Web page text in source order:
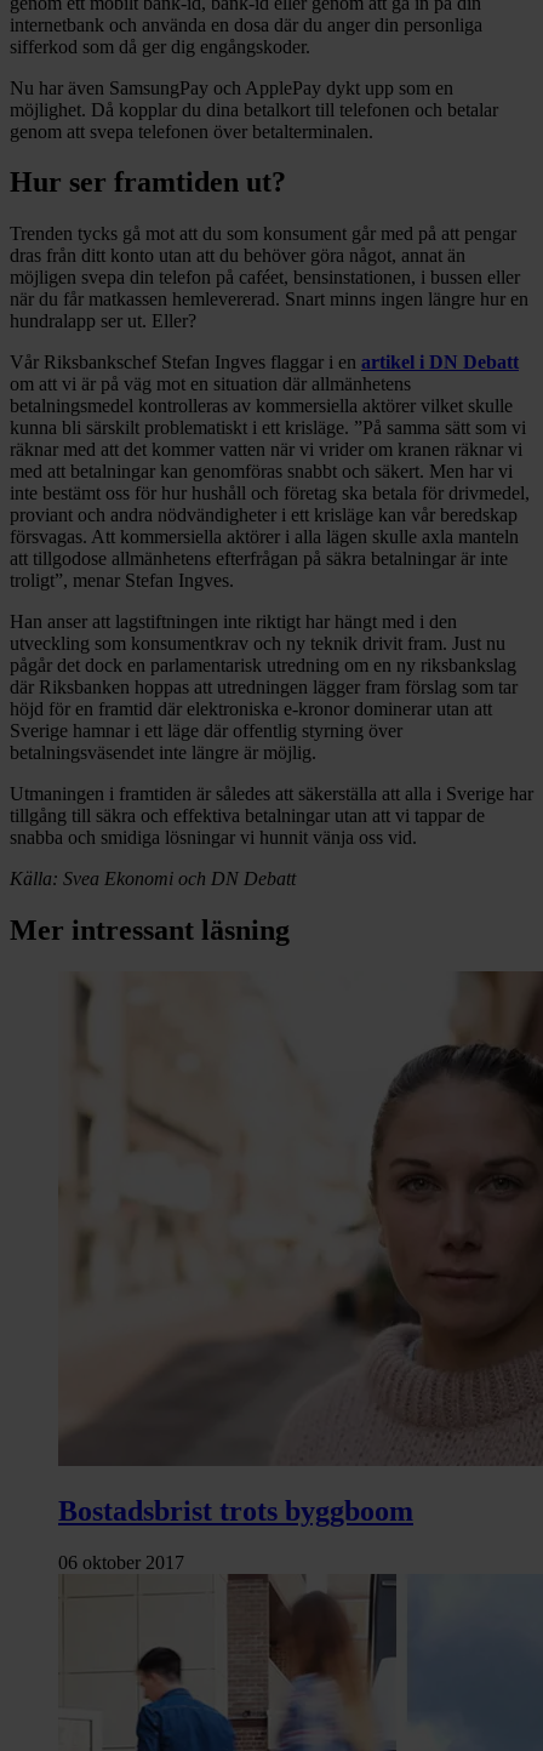
internetbank och använda en dosa där du anger din personliga
sifferkod som då ger dig engångskoder.
Nu har även SamsungPay och ApplePay dykt upp som en
möjlighet. Då kopplar du dina betalkort till telefonen och betalar
genom att svepa telefonen över betalterminalen.
Hur ser framtiden ut?
Trenden tycks gå mot att du som konsument går med på att pengar
dras från ditt konto utan att du behöver göra något, annat än
möjligen svepa din telefon på caféet, bensinstationen, i bussen eller
när du får matkassen hemlevererad. Snart minns ingen längre hur en
hundralapp ser ut. Eller?
Vår Riksbankschef Stefan Ingves flaggar i en artikel i DN Debatt
om att vi är på väg mot en situation där allmänhetens
betalningsmedel kontrolleras av kommersiella aktörer vilket skulle
kunna bli särskilt problematiskt i ett krisläge. ”På samma sätt som vi
räknar med att det kommer vatten när vi vrider om kranen räknar vi
med att betalningar kan genomföras snabbt och säkert. Men har vi
inte bestämt oss för hur hushåll och företag ska betala för drivmedel,
proviant och andra nödvändigheter i ett krisläge kan vår beredskap
försvagas. Att kommersiella aktörer i alla lägen skulle axla manteln
att tillgodose allmänhetens efterfrågan på säkra betalningar är inte
troligt”, menar Stefan Ingves.
Han anser att lagstiftningen inte riktigt har hängt med i den
utveckling som konsumentkrav och ny teknik drivit fram. Just nu
pågår det dock en parlamentarisk utredning om en ny riksbankslag
där Riksbanken hoppas att utredningen lägger fram förslag som tar
höjd för en framtid där elektroniska e-kronor dominerar utan att
Sverige hamnar i ett läge där offentlig styrning över
betalningsväsendet inte längre är möjlig.
Utmaningen i framtiden är således att säkerställa att alla i Sverige har
tillgång till säkra och effektiva betalningar utan att vi tappar de
snabba och smidiga lösningar vi hunnit vänja oss vid.
Källa: Svea Ekonomi och DN Debatt
Mer intressant läsning
Bostadsbrist trots byggboom
06 oktober 2017